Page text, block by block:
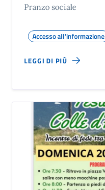
Pranzo sociale
Accesso all'informazione
LEGGI DI PIÙ